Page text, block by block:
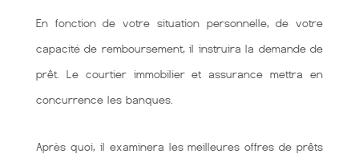
En fonction de votre situation personnelle, de votre
capacité de remboursement, il instruira la demande de
prêt. Le courtier immobilier et assurance mettra en
concurrence les banques.
Après quoi, il examinera les meilleures offres de prêts